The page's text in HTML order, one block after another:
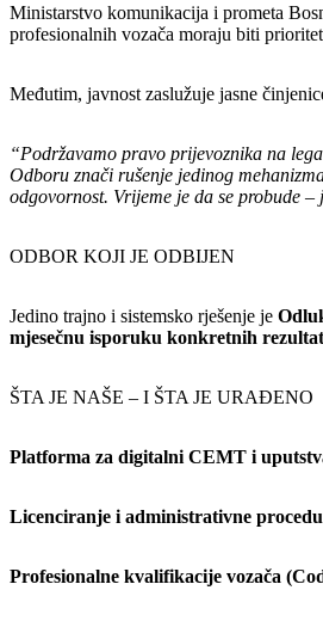
Ministarstvo komunikacija i prometa
profesionalnih vozača moraju biti
Međutim, javnost zaslužuje jasne
“Podržavamo pravo prijevoznika na
Odboru znači rušenje jedinog
odgovornost. Vrijeme je da se probude
ODBOR KOJI JE ODBIJEN
Jedino trajno i sistemsko rješenje je
mjesečnu isporuku konkretnih
ŠTA JE NAŠE – I ŠTA JE URAĐENO
Platforma za digitalni CEMT i
Licenciranje i administrativne
Profesionalne kvalifikacije vozača